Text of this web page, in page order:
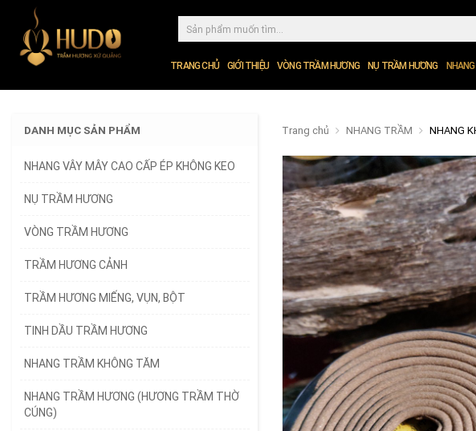
TRANG CHỦ GIỚI THIỆU VÒNG TRẦM HƯƠNG NỤ TRẦM HƯƠNG
Trang chủ NHANG TRẦM NHANG
DANH MỤC SẢN PHẨM
NHANG VÂY MÂY CAO CẤP ÉP KHÔNG KEO
NỤ TRẦM HƯƠNG
VÒNG TRẦM HƯƠNG
TRẦM HƯƠNG CẢNH
TRẦM HƯƠNG MIẾNG, VỤN, BỘT
TINH DẦU TRẦM HƯƠNG
NHANG TRẦM KHÔNG TĂM
NHANG TRẦM HƯƠNG (HƯƠNG TRẦM THỜ
CÚNG)